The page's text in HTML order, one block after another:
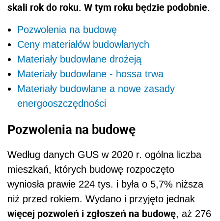
skali rok do roku. W tym roku będzie podobnie.
Pozwolenia na budowę
Ceny materiałów budowlanych
Materiały budowlane drożeją
Materiały budowlane - hossa trwa
Materiały budowlane a nowe zasady
energooszczędności
Pozwolenia na budowę
Według danych GUS w 2020 r. ogólna liczba
mieszkań, których budowę rozpoczęto
wyniosła prawie 224 tys. i była o 5,7% niższa
niż przed rokiem. Wydano i przyjęto jednak
więcej pozwoleń i zgłoszeń na budowę, aż 276